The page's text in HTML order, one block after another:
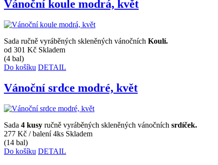
Vánoční koule modrá, květ
Sada ručně vyráběných skleněných vánočních Koulí.
od 301 Kč Skladem
(4 bal)
Do košíku DETAIL
Vánoční srdce modré, květ
Sada 4 kusy ručně vyráběných skleněných vánočních srdíček.
277 Kč / balení 4ks Skladem
(14 bal)
Do košíku DETAIL